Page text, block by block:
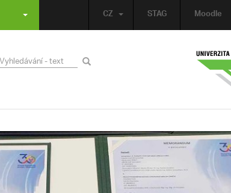
STAG Moodle
CZ